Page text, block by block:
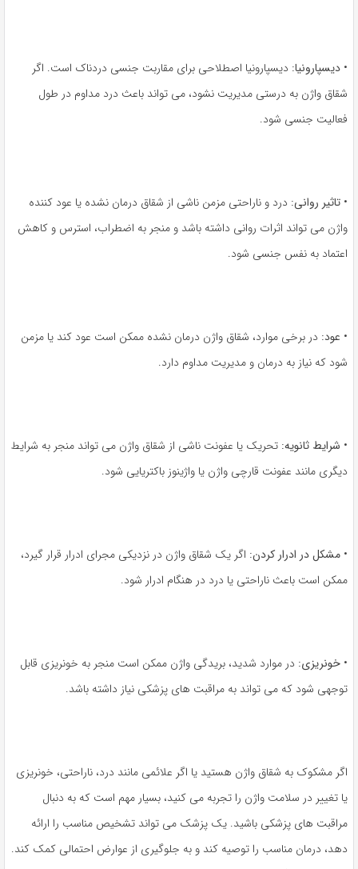
• دیسپارونیا: دیسپارونیا اصطلاحی برای مقاربت جنسی دردناک است. اگر
شقاق واژن به درستی مدیریت نشود، می تواند باعث درد مداوم در طول
فعالیت جنسی شود.
• تاثیر روانی: درد و ناراحتی مزمن ناشی از شقاق درمان نشده یا عود کننده
واژن می تواند اثرات روانی داشته باشد و منجر به اضطراب، استرس و کاهش
اعتماد به نفس جنسی شود.
• عود: در برخی موارد، شقاق واژن درمان نشده ممکن است عود کند یا مزمن
شود که نیاز به درمان و مدیریت مداوم دارد.
• شرایط ثانویه: تحریک یا عفونت ناشی از شقاق واژن می تواند منجر به شرایط
دیگری مانند عفونت قارچی واژن یا واژینوز باکتریایی شود.
• مشکل در ادرار کردن: اگر یک شقاق واژن در نزدیکی مجرای ادرار قرار گیرد،
ممکن است باعث ناراحتی یا درد در هنگام ادرار شود.
• خونریزی: در موارد شدید، بریدگی واژن ممکن است منجر به خونریزی قابل
توجهی شود که می تواند به مراقبت های پزشکی نیاز داشته باشد.
اگر مشکوک به شقاق واژن هستید یا اگر علائمی مانند درد، ناراحتی، خونریزی
یا تغییر در سلامت واژن را تجربه می کنید، بسیار مهم است که به دنبال
مراقبت های پزشکی باشید. یک پزشک می تواند تشخیص مناسب را ارائه
دهد، درمان مناسب را توصیه کند و به جلوگیری از عوارض احتمالی کمک کند.